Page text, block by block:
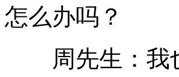
怎么办吗？
周先生：我也